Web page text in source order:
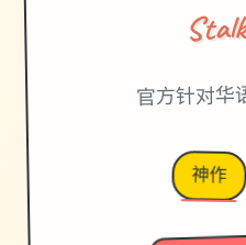
官方针对华
神作